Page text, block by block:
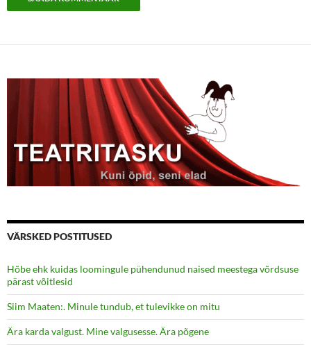
VÄRSKED POSTITUSED
Hõbe ehk kuidas loomingule pühendunud naised meestega võrdsuse
pärast võitlesid
Siim Maaten:. Minule tundub, et tulevikke on mitu
Ära karda valgust. Mine valgusesse. Ära põgene